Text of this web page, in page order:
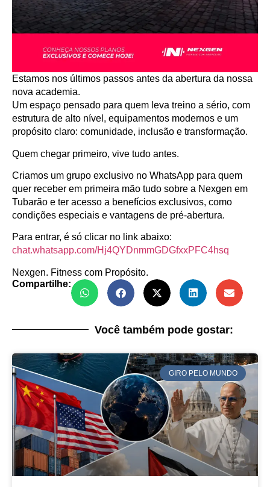
Estamos nos últimos passos antes da abertura da nossa
nova academia.
Um espaço pensado para quem leva treino a sério, com
estrutura de alto nível, equipamentos modernos e um
propósito claro: comunidade, inclusão e transformação.
Quem chegar primeiro, vive tudo antes.
Criamos um grupo exclusivo no WhatsApp para quem
quer receber em primeira mão tudo sobre a Nexgen em
Tubarão e ter acesso a benefícios exclusivos, como
condições especiais e vantagens de pré-abertura.
Para entrar, é só clicar no link abaixo:
chat.whatsapp.com/Hj4QYDnmmGDGfxxPFC4hsq
Nexgen. Fitness com Propósito.
Compartilhe:
Você também pode gostar:
GIRO PELO MUNDO